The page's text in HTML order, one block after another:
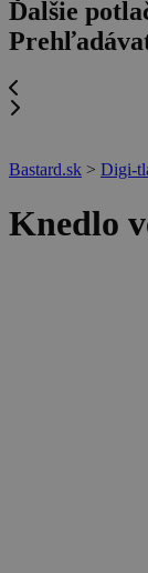
Ďalšie
Bastard.sk > Digi-
Knedlo